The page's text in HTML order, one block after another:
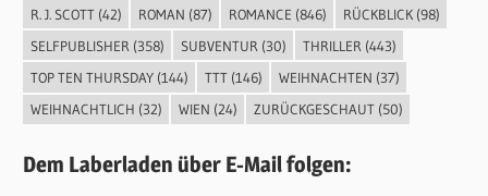
R. J. SCOTT(42) ROMAN (87) ROMANCE (846) RÜCKBLICK(98)
SELFPUBLISHER (358) SUBVENTUR (30) THRILLER (443)
TOP TEN THURSDAY(144) TTT(146) WEIHNACHTEN (37)
WEIHNACHTLICH (32) WIEN (24) ZURÜCKGESCHAUT(50)
Dem Laberladen über E-Mail folgen: